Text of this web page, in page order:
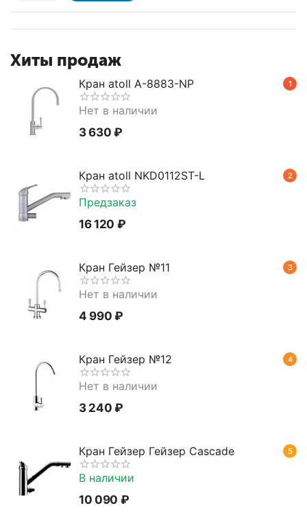
Хиты продаж
1
Кран atoll A-8883-NP
Нет в наличии
3 630 ₽
2
Кран atoll NKD0112ST-L
Предзаказ
16 120 ₽
3
Кран Гейзер №11
Нет в наличии
4 990 ₽
4
Кран Гейзер №12
Нет в наличии
3 240 ₽
5
Кран Гейзер Гейзер Cascade
В наличии
10 090 ₽